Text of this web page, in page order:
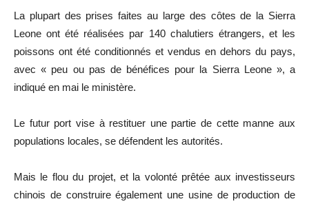
La plupart des prises faites au large des côtes de la Sierra
Leone ont été réalisées par 140 chalutiers étrangers, et les
poissons ont été conditionnés et vendus en dehors du pays,
avec « peu ou pas de bénéfices pour la Sierra Leone », a
indiqué en mai le ministère.
Le futur port vise à restituer une partie de cette manne aux
populations locales, se défendent les autorités.
Mais le flou du projet, et la volonté prêtée aux investisseurs
chinois de construire également une usine de production de